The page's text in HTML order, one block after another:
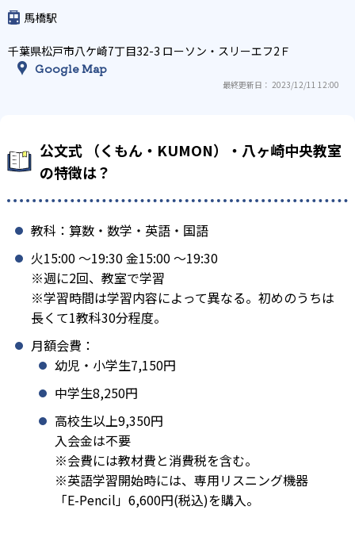
馬橋駅
千葉県松戸市八ケ崎7丁目32-3 ローソン・スリーエフ2Ｆ
Google Map
最終更新日： 2023/12/11 12:00
公文式 （くもん・KUMON）・八ヶ崎中央教室
の特徴は？
教科：算数・数学・英語・国語
火15:00 〜19:30 金15:00 〜19:30
※週に2回、教室で学習
※学習時間は学習内容によって異なる。初めのうちは
長くて1教科30分程度。
月額会費：
幼児・小学生7,150円
中学生8,250円
高校生以上9,350円
入会金は不要
※会費には教材費と消費税を含む。
※英語学習開始時には、専用リスニング機器
「E-Pencil」6,600円(税込)を購入。